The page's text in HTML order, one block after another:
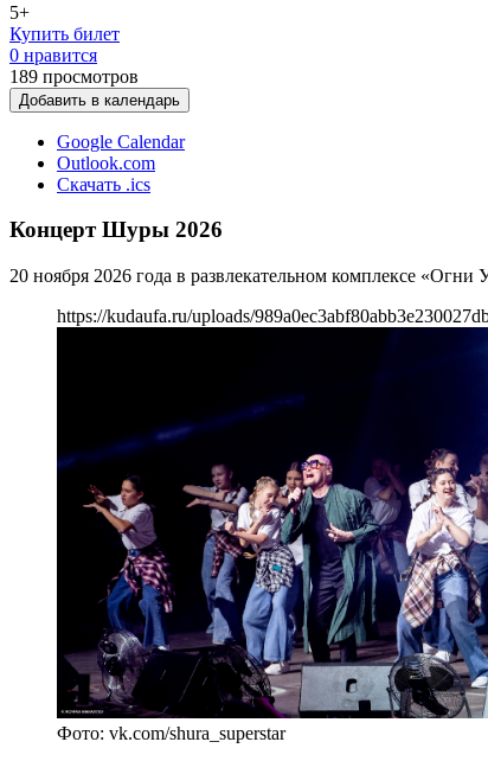
5+
Купить билет
0 нравится
189 просмотров
Добавить в календарь
Google Calendar
Outlook.com
Скачать .ics
Концерт Шуры 2026
20 ноября 2026 года в развлекательном комплексе
https://kudaufa.ru/uploads/
Фото: vk.com/shura_superstar